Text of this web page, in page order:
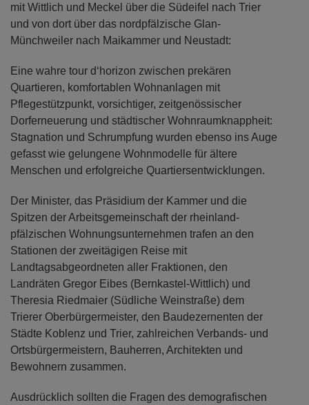
mit Wittlich und Meckel über die Südeifel nach Trier
und von dort über das nordpfälzische Glan-
Münchweiler nach Maikammer und Neustadt:
Eine wahre tour d‘horizon zwischen prekären
Quartieren, komfortablen Wohnanlagen mit
Pflegestützpunkt, vorsichtiger, zeitgenössischer
Dorferneuerung und städtischer Wohnraumknappheit:
Stagnation und Schrumpfung wurden ebenso ins Auge
gefasst wie gelungene Wohnmodelle für ältere
Menschen und erfolgreiche Quartiersentwicklungen.
Der Minister, das Präsidium der Kammer und die
Spitzen der Arbeitsgemeinschaft der rheinland-
pfälzischen Wohnungsunternehmen trafen an den
Stationen der zweitägigen Reise mit
Landtagsabgeordneten aller Fraktionen, den
Landräten Gregor Eibes (Bernkastel-Wittlich) und
Theresia Riedmaier (Südliche Weinstraße) dem
Trierer Oberbürgermeister, den Baudezernenten der
Städte Koblenz und Trier, zahlreichen Verbands- und
Ortsbürgermeistern, Bauherren, Architekten und
Bewohnern zusammen.
Ausdrücklich sollten die Fragen des demografischen